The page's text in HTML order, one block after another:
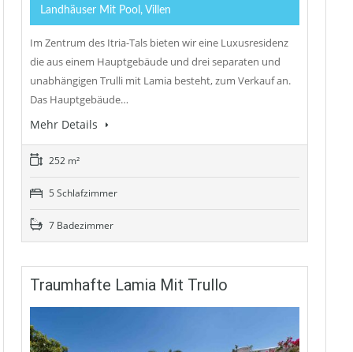
Landhäuser Mit Pool, Villen
Im Zentrum des Itria-Tals bieten wir eine Luxusresidenz
die aus einem Hauptgebäude und drei separaten und
unabhängigen Trulli mit Lamia besteht, zum Verkauf an.
Das Hauptgebäude…
Mehr Details
252 m²
5 Schlafzimmer
7 Badezimmer
Traumhafte Lamia Mit Trullo